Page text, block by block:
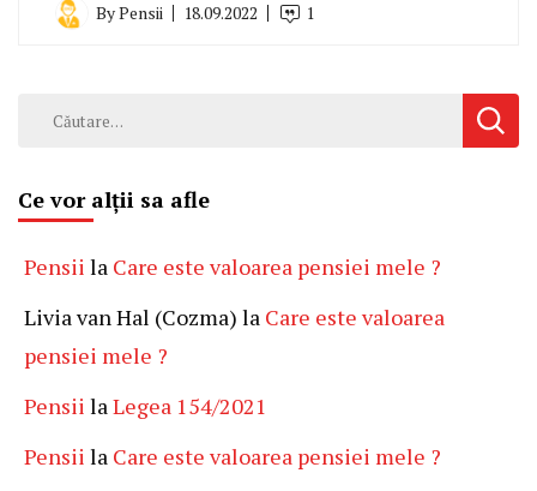
ByPensii 18.09.2022 1
Caută
Ce vor alții sa afle
Pensii la Care este valoarea pensiei mele ?
Livia van Hal (Cozma) la Care este valoarea
pensiei mele ?
Pensii laLegea 154/2021
Pensii la Care este valoarea pensiei mele ?